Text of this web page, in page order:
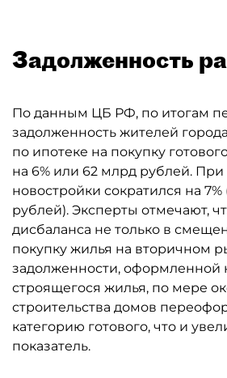
Задолженность
По данным ЦБ РФ, по итогам
задолженность жителей
по ипотеке на покупку
на 6% или 62 млрд рублей.
новостройки сократился на
рублей). Эксперты отмечают,
дисбаланса не только в
покупку жилья на вторичном
задолженности, оформленной
строящегося жилья, по мере
строительства домов
категорию готового, что и
показатель.